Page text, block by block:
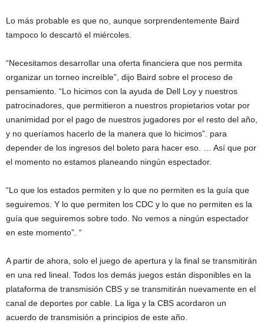
Lo más probable es que no, aunque sorprendentemente Baird
tampoco lo descartó el miércoles.
“Necesitamos desarrollar una oferta financiera que nos permita
organizar un torneo increíble”, dijo Baird sobre el proceso de
pensamiento. “Lo hicimos con la ayuda de Dell Loy y nuestros
patrocinadores, que permitieron a nuestros propietarios votar por
unanimidad por el pago de nuestros jugadores por el resto del año,
y no queríamos hacerlo de la manera que lo hicimos”. para
depender de los ingresos del boleto para hacer eso. … Así que por
el momento no estamos planeando ningún espectador.
“Lo que los estados permiten y lo que no permiten es la guía que
seguiremos. Y lo que permiten los CDC y lo que no permiten es la
guía que seguiremos sobre todo. No vemos a ningún espectador
en este momento”. “
A partir de ahora, solo el juego de apertura y la final se transmitirán
en una red lineal. Todos los demás juegos están disponibles en la
plataforma de transmisión CBS y se transmitirán nuevamente en el
canal de deportes por cable. La liga y la CBS acordaron un
acuerdo de transmisión a principios de este año.